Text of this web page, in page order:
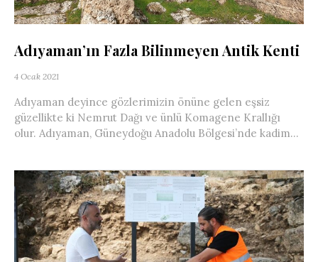
Adıyaman’ın Fazla Bilinmeyen Antik Kenti
4 Ocak 2021
Adıyaman deyince gözlerimizin önüne gelen eşsiz
güzellikte ki Nemrut Dağı ve ünlü Komagene Krallığı
olur. Adıyaman, Güneydoğu Anadolu Bölgesi’nde kadim...